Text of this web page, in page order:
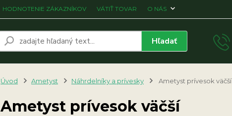
HODNOTENIE ZÁKAZNÍKOV VÁTIŤ TOVAR O NÁS
Hľadať
Úvod Ametyst Náhrdelníky a prívesky Ametyst prívesok väčší
Ametyst prívesok väčší